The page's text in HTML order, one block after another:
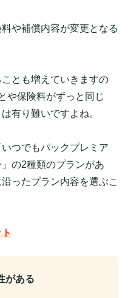
や補償内容が変更となる
とも増えていきますの
や保険料がずっと同じ
有り難いですよね。
つでもパックプレミア
の2種類のプランがあ
ったプラン内容を選ぶこ
ト
がある